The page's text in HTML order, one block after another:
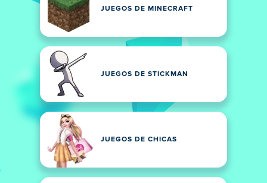
JUEGOS DE MINECRAFT
JUEGOS DE STICKMAN
JUEGOS DE CHICAS